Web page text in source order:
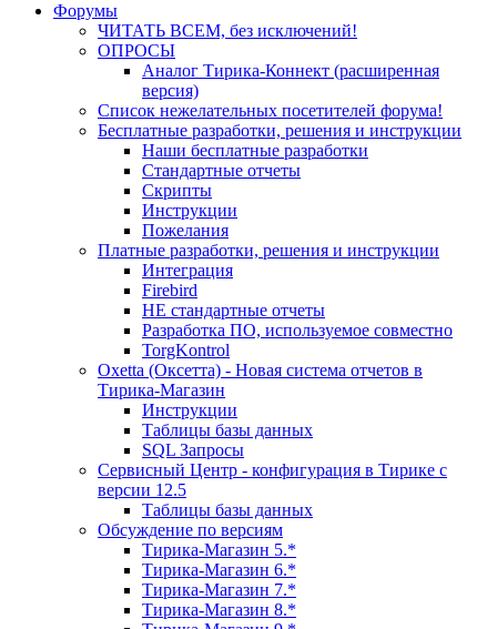
Форумы
ЧИТАТЬ ВСЕМ, без исключений!
ОПРОСЫ
Аналог Тирика-Коннект (расширенная
версия)
Список нежелательных посетителей форума!
Бесплатные разработки, решения и инструкции
Наши бесплатные разработки
Стандартные отчеты
Скрипты
Инструкции
Пожелания
Платные разработки, решения и инструкции
Интеграция
Firebird
НЕ стандартные отчеты
Разработка ПО, используемое совместно
TorgKontrol
Oxetta (Оксетта) - Новая система отчетов в
Тирика-Магазин
Инструкции
Таблицы базы данных
SQL Запросы
Сервисный Центр - конфигурация в Тирике с
версии 12.5
Таблицы базы данных
Обсуждение по версиям
Тирика-Магазин 5.*
Тирика-Магазин 6.*
Тирика-Магазин 7.*
Тирика-Магазин 8.*